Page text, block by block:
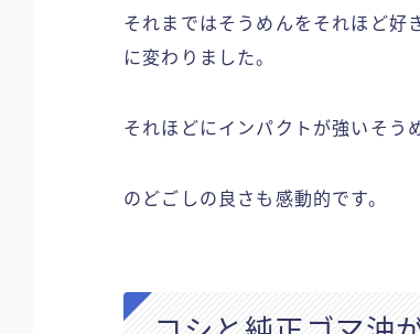
それまではそうめんをそれほど好
に変わりました。
それほどにインパクトが強いそう
のどごしの良さも感動的です。